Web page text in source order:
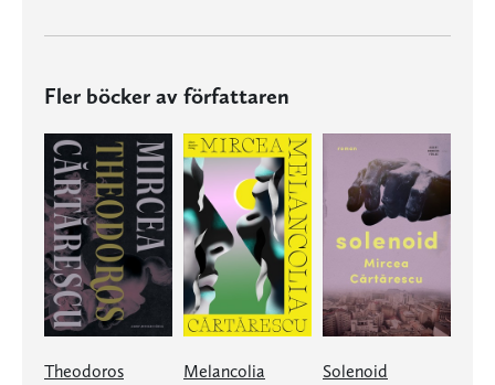
Fler böcker av författaren
Theodoros Melancolia Solenoid